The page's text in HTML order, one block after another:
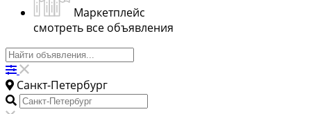
Маркетплейс
смотреть все объявления
Санкт-Петербург